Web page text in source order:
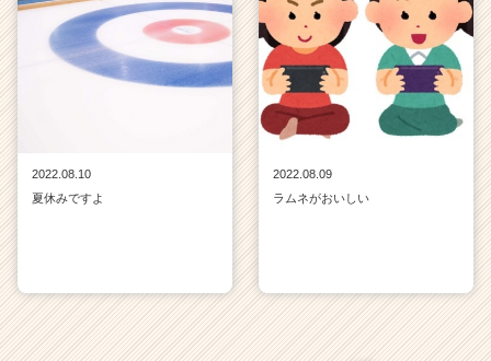
2022.08.10
夏休みですよ
2022.08.09
ラムネがおいしい